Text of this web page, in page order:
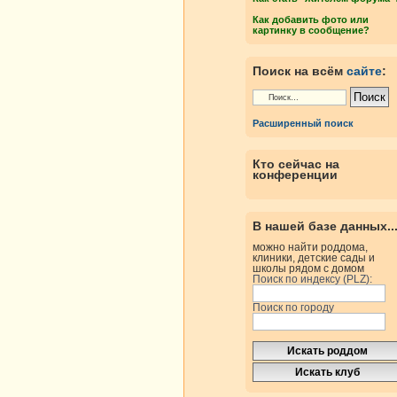
Как добавить фото или
картинку в сообщение?
Поиск на всём сайте:
Расширенный поиск
Кто сейчас на
конференции
В нашей базе данных...
можно найти роддома,
клиники, детские сады и
школы рядом с домом
Поиск по индексу (PLZ):
Поиск по городу